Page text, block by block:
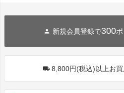
新規会員登録で300
8,800円(税込)以上お